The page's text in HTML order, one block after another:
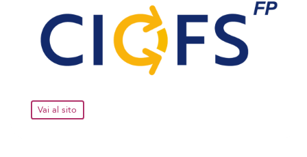
Vai al sito